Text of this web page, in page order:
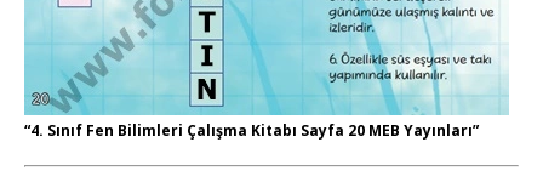
“4. Sınıf Fen Bilimleri Çalışma Kitabı Sayfa 20 MEB Yayınları”